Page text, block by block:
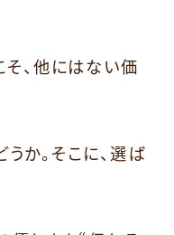
、他にはない価
か。そこに、選ば